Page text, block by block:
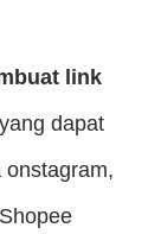
link
dapat